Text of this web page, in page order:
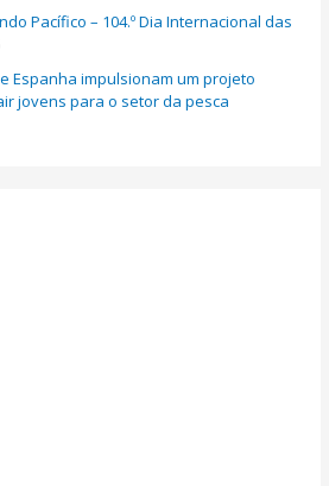
Pacífico – 104.º Dia Internacional das
e Espanha impulsionam um projeto
jovens para o setor da pesca